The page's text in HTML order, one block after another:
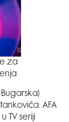
za
Bugarska)
AFA
seriji